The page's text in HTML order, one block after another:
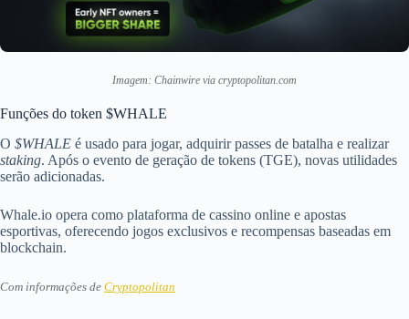
Imagem: Chainwire via cryptopolitan.com
Funções do token $WHALE
O $WHALE é usado para jogar, adquirir passes de batalha e realizar
staking. Após o evento de geração de tokens (TGE), novas utilidades
serão adicionadas.
Whale.io opera como plataforma de cassino online e apostas
esportivas, oferecendo jogos exclusivos e recompensas baseadas em
blockchain.
Com informações de Cryptopolitan